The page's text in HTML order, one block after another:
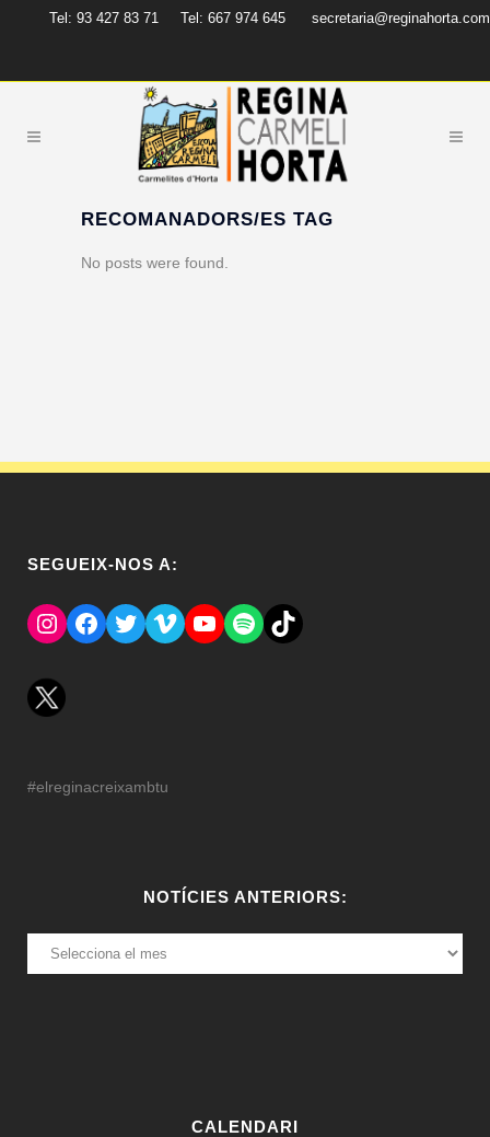
Tel: 93 427 83 71 Tel: 667 974 645 secretaria@reginahorta.com
RECOMANADORS/ES TAG
No posts were found.
SEGUEIX-NOS A:
Instagram
Facebook
TwitterVimeoYouTube
SpotifyEl Tik Tok del Regina.
#elreginacreixambtu
NOTÍCIES ANTERIORS:
NOTÍCIES
ANTERIORS:
CALENDARI